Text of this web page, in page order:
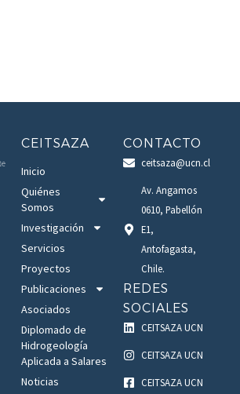
CEITSAZA
Inicio
Quiénes
Somos
Investigación
Servicios
Proyectos
Publicaciones
Asociados
Diplomado de
Hidrogeología
Aplicada a Salares
Noticias
CONTACTO
ceitsaza@ucn.cl
Av. Angamos
0610, Pabellón
E1,
Antofagasta,
Chile.
REDES
SOCIALES
CEITSAZA UCN
CEITSAZA UCN
CEITSAZA UCN